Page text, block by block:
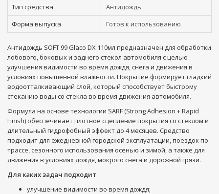
Тип средства
Антидождь
Форма выпуска
Готов к использованию
Антидождь SOFT 99 Glaco DX 110мл предназначен для обработки
лобового, боковых и заднего стекол автомобиля с целью
улучшения видимости во время дождя, снега и движения в
условиях повышенной влажности. Покрытие формирует гладкий
водоотталкивающий слой, который способствует быстрому
стеканию воды со стекла во время движения автомобиля.
Формула на основе технологии SARF (Strong Adhesion + Rapid
Finish) обеспечивает плотное сцепление покрытия со стеклом и
длительный гидрофобный эффект до 4 месяцев. Средство
подходит для ежедневной городской эксплуатации, поездок по
трассе, сезонного использования осенью и зимой, а также для
движения в условиях дождя, мокрого снега и дорожной грязи.
Для каких задач подходит
улучшение видимости во время дождя;